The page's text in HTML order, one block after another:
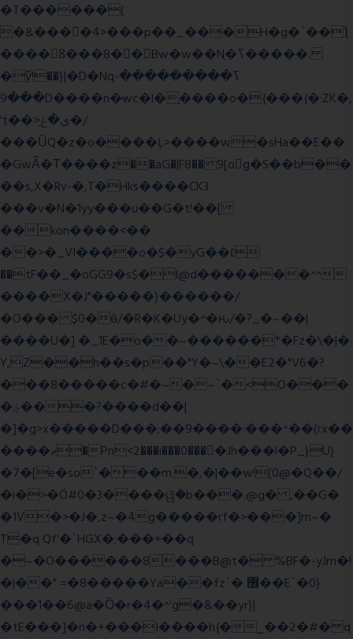
�T������(
�&����4>���p��_���H�g�`��ƪ
����8َ���8� �󳳦Bw�w��Nֻ�ߖ�����.
�ў!��}|�D�Nqߖ���������-
���9D����n�̶wc�l�֑����o�{���{�:ZK�,
't��>͍ى�ݝ�/
���ǙQ�z�o����Ļ>����w�sHa��E��
�GwǞ�Τ����z��aG�|F8�� 9[og�S��b��
��s,X�Rv-�,T�Hks����CK3
���v�N�1yy���u��G�t!��[
��kon����<��
��>�_VI����o�$�yG��׆
��tF��_�oGG9�s$�l@d�������^^
����X�J"�����}������/
�O��� $0�ӫ/�R�K�Uy�^�ԋ/�?_�~��|
����U�] �_1E�o��~������*�Fz�\�|�
Y,Z��h��s�p��"Y�~\��E2�"V6�?
���8�����c�#�~�~`�<O���
�؋���?����d��|
�]�g>x�����D���;��9����:���^��(rx��
����ޡ�Pn<2���i���0���𩆿�Jh���l�P_}U}
�7�[e�so`���m.�,�|��w!(0@�Q��/
�i�>�Ó#0�3����ୱ�b���.@g� ,��G�
�1V�>�J�,z~�4g�����rf�>���]m~�
T�q Qf'�`HGX�;���+��q
�~�O������8���B@t� %BF�-yJm�!
�|��" =�8�����Ya��fz`� ޶��E`�0}
���1��6@a�Ȍ�r�4�^'g�&��yr}|
�tE���]�n�+���I����h{�_̣��2�#� q